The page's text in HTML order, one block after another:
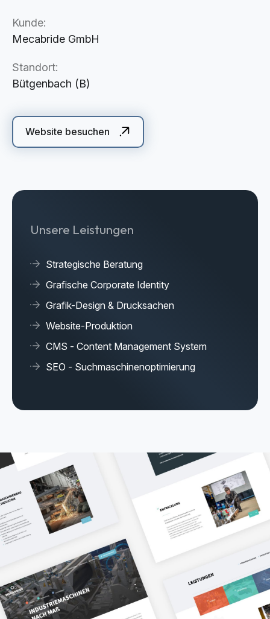
Cloud Services
Kunde:
Mecabride GmbH
Standort:
Bütgenbach (B)
Website besuchen
Unsere Leistungen
Strategische Beratung
Grafische Corporate Identity
Grafik-Design & Drucksachen
Website-Produktion
CMS - Content Management System
SEO - Suchmaschinenoptimierung